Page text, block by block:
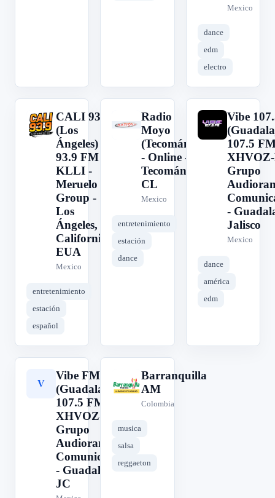
Mexico
dance
edm
electro
C
CALI 93.9
(Los
Ángeles) -
93.9 FM -
KLLI -
Meruelo
Group -
Los
Ángeles,
California,
EUA
Mexico
entretenimiento
estación
español
R
Radio
Moyo
(Tecomán)
- Online -
Tecomán,
CL
Mexico
entretenimiento
estación
dance
V
Vibe
107.5
Grupo
-
Jalisco
Mexico
dance
américa
edm
V
Vibe FM
(Guadalajara) -
107.5 FM -
XHVOZ-FM -
Grupo
Audiorama
Comunicaciones
- Guadalajara,
JC
B
Barranquilla
AM
Colombia
musica
salsa
reggaeton